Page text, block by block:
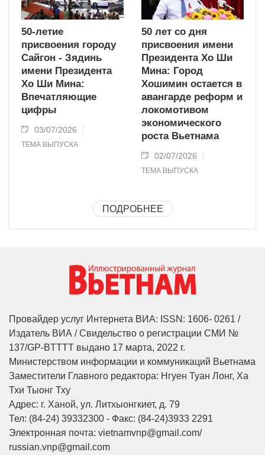
50-летие
присвоения городу
Сайгон - Зядинь
имени Президента
Хо Ши Мина:
Впечатляющие
цифры
03/07/2026
ТЕМА ВЫПУСКА
50 лет со дня
присвоения имени
Президента Хо Ши
Мина: Город
Хошимин остается в
авангарде реформ и
локомотивом
экономического
роста Вьетнама
02/07/2026
ТЕМА ВЫПУСКА
ПОДРОБНЕЕ
Провайдер услуг Интернета ВИА: ISSN: 1606- 0261 /
Издатель ВИА / Свидельство о регистрации СМИ №
137/GP-BTTTT выдано 17 марта, 2022 г.
Министерством информации и коммуникаций Вьетнама
Заместители Главного редактора: Нгуен Туан Лонг, Ха
Тхи Тыонг Тху
Адрес: г. Ханой, ул. Литхыонгкиет, д. 79
Тел: (84-24) 39332300 - Факс: (84-24)3933 2291
Электронная почта: vietnamvnp@gmail.com/
russian.vnp@gmail.com